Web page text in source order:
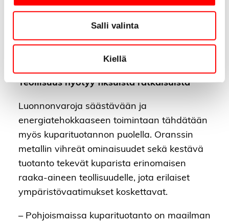
Salli valinta
Kiellä
hiilijalanjäljen kannalta vielä paljon
puhtaampaa, mikä selviää VTT:llä
meneillään olevasta laskennasta.
Teollisuus hyötyy fiksuista ratkaisuista
Luonnonvaroja säästävään ja
energiatehokkaaseen toimintaan tähdätään
myös kuparituotannon puolella. Oranssin
metallin vihreät ominaisuudet sekä kestävä
tuotanto tekevät kuparista erinomaisen
raaka-aineen teollisuudelle, jota erilaiset
ympäristövaatimukset koskettavat.
– Pohjoismaissa kuparituotanto on maailman